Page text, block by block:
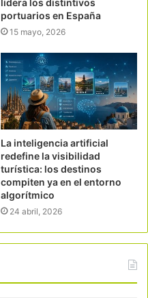
portuarios en España
15 mayo, 2026
La inteligencia artificial
redefine la visibilidad
turística: los destinos
compiten ya en el entorno
algorítmico
24 abril, 2026